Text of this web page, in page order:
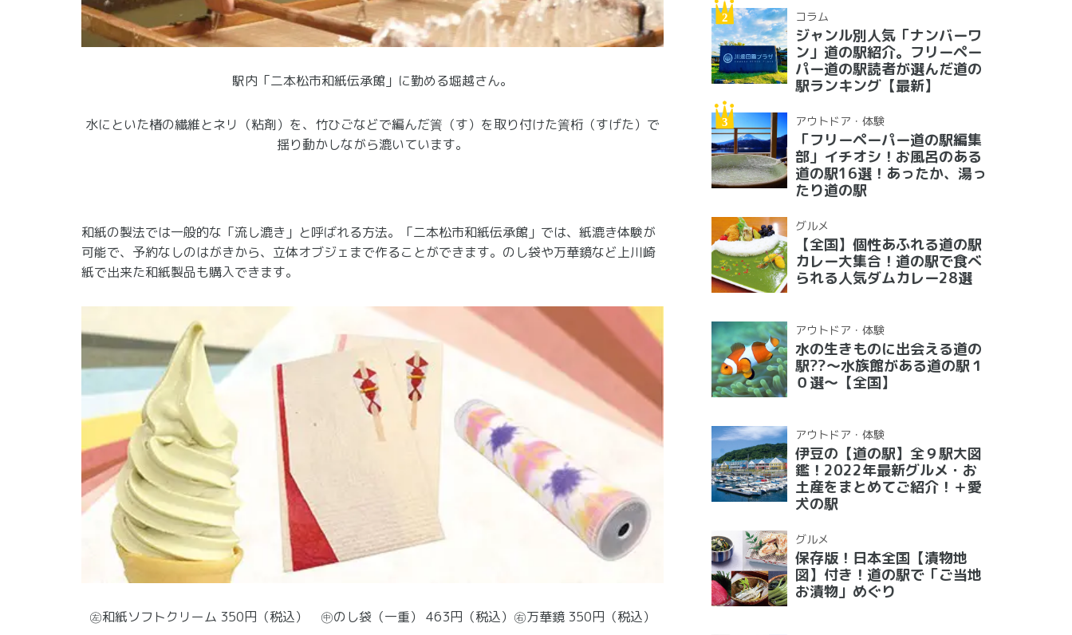
駅内「二本松市和紙伝承館」に勤める堀越さん。
水にといた楮の繊維とネリ（粘剤）を、竹ひごなどで編んだ簀（す）を取り付けた簀桁（すげた）で
揺り動かしながら漉いています。
和紙の製法では一般的な「流し漉き」と呼ばれる方法。「二本松市和紙伝承館」では、紙漉き体験が
可能で、予約なしのはがきから、立体オブジェまで作ることができます。のし袋や万華鏡など上川崎
紙で出来た和紙製品も購入できます。
㊧和紙ソフトクリーム 350円（税込） ㊥のし袋（一重） 463円（税込）㊨万華鏡 350円（税込）
コラム
ジャンル別人気「ナンバーワ
ン」道の駅紹介。フリーペー
パー道の駅読者が選んだ道の
駅ランキング【最新】
アウトドア・体験
「フリーペーパー道の駅編集
部」イチオシ！お風呂のある
道の駅16選！あったか、湯っ
たり道の駅
グルメ
【全国】個性あふれる道の駅
カレー大集合！道の駅で食べ
られる人気ダムカレー28選
アウトドア・体験
水の生きものに出会える道の
駅??〜水族館がある道の駅１
０選〜【全国】
アウトドア・体験
伊豆の【道の駅】全９駅大図
鑑！2022年最新グルメ・お
土産をまとめてご紹介！＋愛
犬の駅
グルメ
保存版！日本全国【漬物地
図】付き！道の駅で「ご当地
お漬物」めぐり